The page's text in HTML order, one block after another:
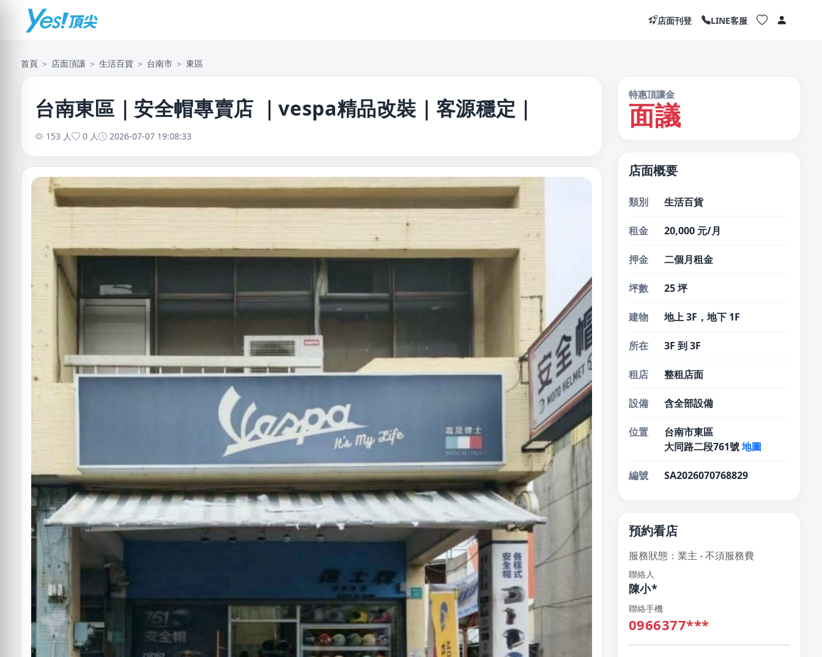
店面刊登 LINE客服
首頁 ＞ 店面頂讓 ＞ 生活百貨 ＞ 台南市 ＞ 東區
台南東區｜安全帽專賣店 ｜vespa精品改裝｜客源穩定｜
153 人 0 人 2026-07-07 19:08:33
特惠頂讓金
面議
店面概要
類別 生活百貨
租金 20,000 元/月
押金 二個月租金
坪數 25 坪
建物 地上 3F，地下 1F
所在 3F 到 3F
租店 整租店面
設備 含全部設備
位置
台南市東區
大同路二段761號地圖
編號 SA2026070768829
預約看店
服務狀態：業主 - 不須服務費
聯絡人
陳小*
聯絡手機
0966377***